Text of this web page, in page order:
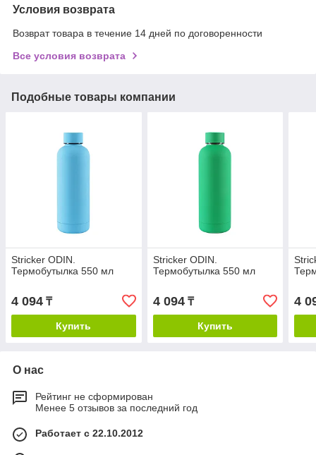
Условия возврата
Возврат товара в течение 14 дней по договоренности
Все условия возврата
Подобные товары компании
Stricker ODIN.
Термобутылка 550 мл
4 094 ₸
Купить
Stricker ODIN.
Термобутылка 550 мл
4 094₸
Купить
4
О нас
Рейтинг не сформирован
Менее 5 отзывов за последний год
Работает с 22.10.2012